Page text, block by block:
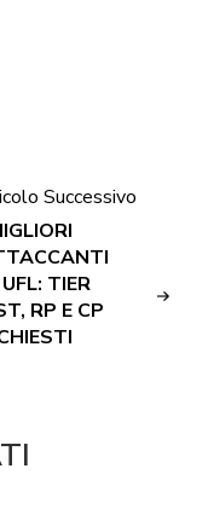
Successivo
TIER
RP E CP